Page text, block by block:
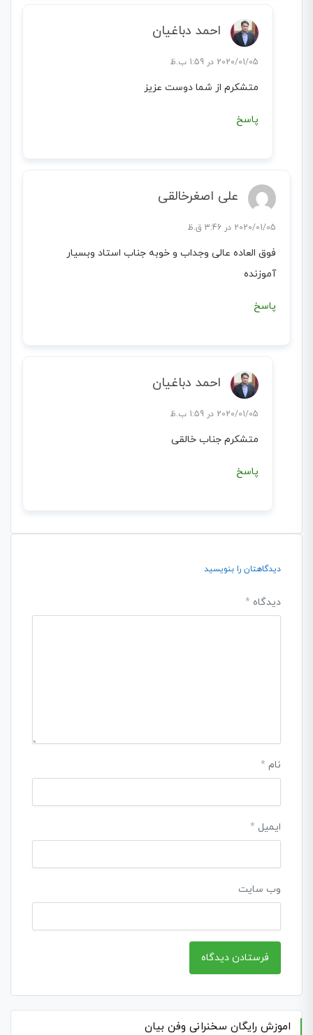
احمد دباغیان
2020/01/05 در 1:59 ب.ظ
متشکرم از شما دوست عزیز
پاسخ
علی اصغرخالقی
2020/01/05 در 3:46 ق.ظ
فوق العاده عالی وجداب و خوبه جناب استاد وبسیار
آموزنده
پاسخ
احمد دباغیان
2020/01/05 در 1:59 ب.ظ
متشکرم جناب خالقی
پاسخ
دیدگاهتان را بنویسید
دیدگاه *
نام *
ایمیل *
وب‌ سایت
اموزش رایگان سخنرانی وفن بیان